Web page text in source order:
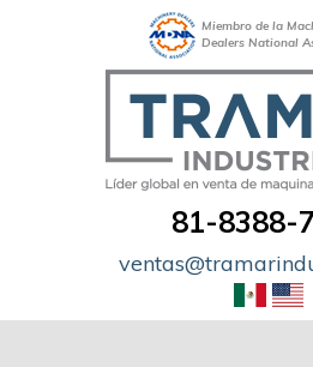
Miembro de la
Dealers National
81-8388-